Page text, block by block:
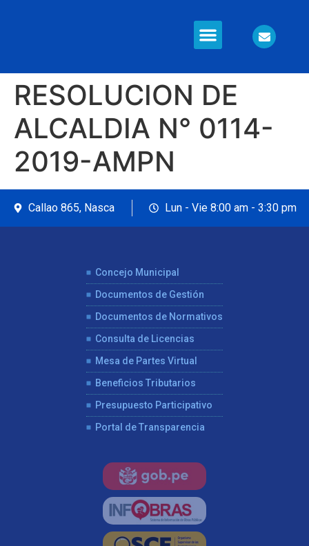
RESOLUCION DE
ALCALDIA N° 0114-
2019-AMPN
Callao 865, Nasca Lun - Vie 8:00 am - 3:30 pm
Concejo Municipal
Documentos de Gestión
Documentos de Normativos
Consulta de Licencias
Mesa de Partes Virtual
Beneficios Tributarios
Presupuesto Participativo
Portal de Transparencia